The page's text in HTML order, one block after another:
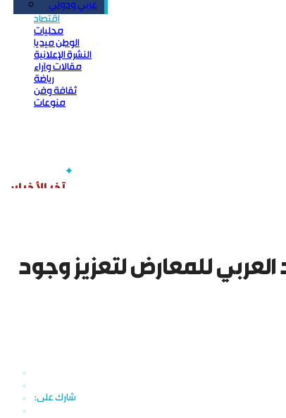
عربي ودولي
اقتصاد
محليات
الوطن ميديا
النشرة الإعلانية
مقالات وآراء
رياضة
ثقافة وفن
منوعات
للمعارض لتعزيز وجود